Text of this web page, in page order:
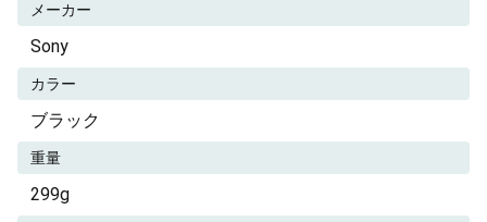
メーカー
Sony
カラー
ブラック
重量
299g